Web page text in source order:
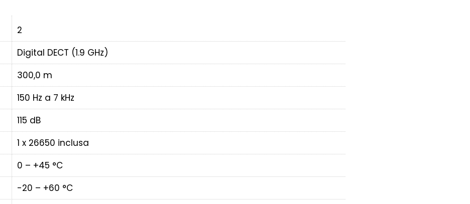
2
Digital DECT (1.9 GHz)
300,0 m
150 Hz a 7 kHz
115 dB
1 x 26650 inclusa
0 – +45 °C
-20 – +60 °C